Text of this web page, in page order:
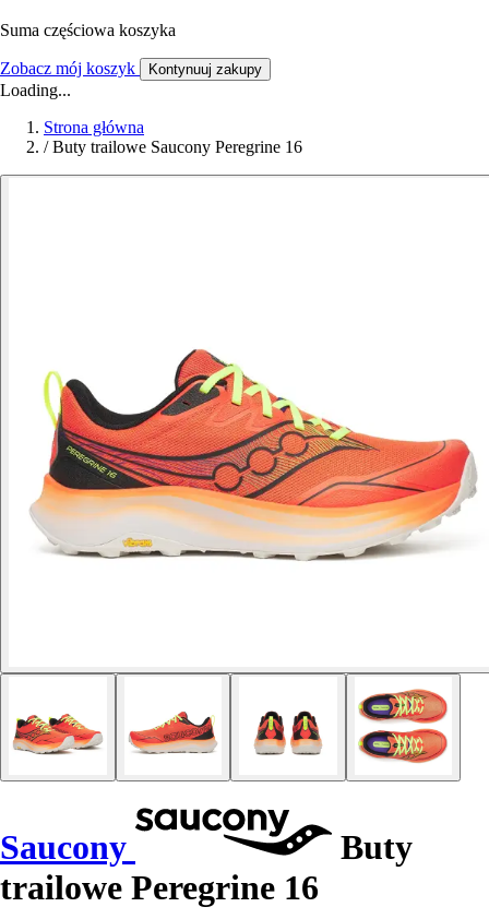
Suma częściowa koszyka
Zobacz mój koszyk Kontynuuj zakupy
Loading...
Strona główna
/ Buty trailowe Saucony Peregrine 16
Saucony
Buty
trailowe Peregrine 16